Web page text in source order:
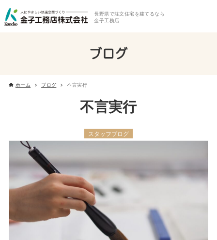
長野県で注文住宅を建てるなら
金子工務店
ブログ
ホーム ブログ 不言実行
不言実行
スタッフブログ